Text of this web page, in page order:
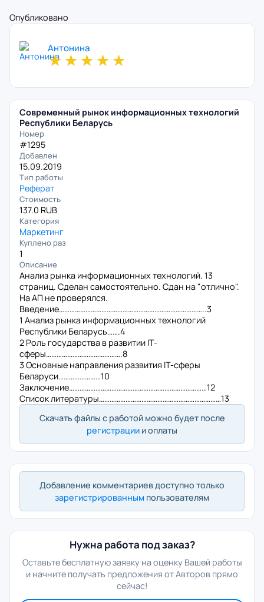
Опубликовано
Антонина
★★★★★
Современный рынок информационных технологий
Республики Беларусь
Номер
#1295
Добавлен
15.09.2019
Тип работы
Реферат
Стоимость
137.0 RUB
Категория
Маркетинг
Куплено раз
1
Описание
Анализ рынка информационных технологий. 13
страниц. Сделан самостоятельно. Сдан на "отлично".
На АП не проверялся.
Введение………………………………………………………………………..3
1 Анализ рынка информационных технологий
Республики Беларусь…….4
2 Роль государства в развитии IT-
сферы…………………………………….8
3 Основные направления развития IT-сферы
Беларуси……………………10
Заключение……………………………………………………………………12
Список литературы……………………………………………………………13
Скачать файлы с работой можно будет после
регистрации и оплаты
Добавление комментариев доступно только
зарегистрированным пользователям
Нужна работа под заказ?
Оставьте бесплатную заявку на оценку Вашей работы
и начните получать предложения от Авторов прямо
сейчас!